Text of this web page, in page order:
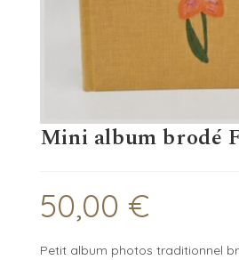
Mini album brodé
50,00 €
Petit album photos traditionnel